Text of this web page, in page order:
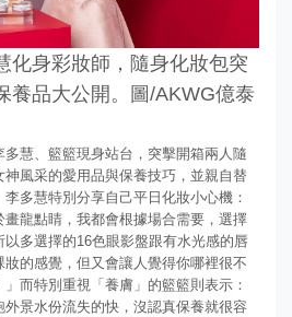
化身彩妝師，隨身化妝包突
養品大公開。圖/AKWG億泰
慧、籃籃現身站台，突擊開箱兩人隨
風采的愛用品與保養技巧，並親自替
多慧特別分享自己平日化妝小心機：
畫龍點睛，我都會根據場合需要，選擇
多選擇的16色眼影盤跟有水光感的唇
的感覺，但又會讓人覺得你哪裡很不
而特別重視「養膚」的籃籃則表示：
外景水份流失的快，沒認真保養就很容